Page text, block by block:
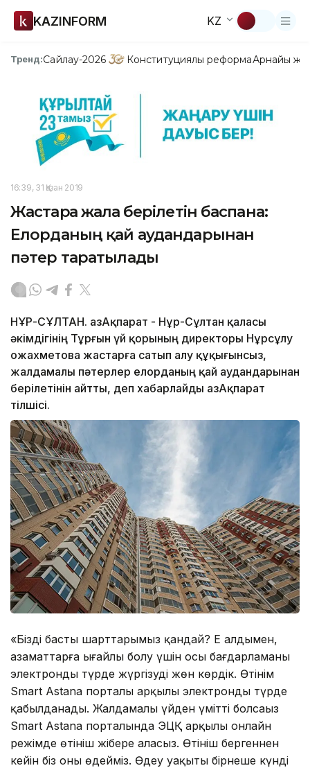
KAZINFORM KZ
Тренд:Сайлау-2026 Конституциялық реформаАрнайы
16:39, 31 Қазан 2019
Жастарға жалға берілетін баспана:
Елорданың қай аудандарынан
пәтер таратылады
НҰР-СҰЛТАН. ҚазАқпарат - Нұр-Сұлтан қаласы
әкімдігінің Тұрғын үй қорының директоры Нұрсұлу
Қожахметова жастарға сатып алу құқығынсыз,
жалдамалы пәтерлер елорданың қай аудандарынан
берілетінін айтты, деп хабарлайды ҚазАқпарат
тілшісі.
«Біздің басты шарттарымыз қандай? Ең алдымен,
азаматтарға ыңғайлы болу үшін осы бағдарламаны
электронды түрде жүргізуді жөн көрдік. Өтінім
Smart Astana порталы арқылы электронды түрде
қабылданады. Жалдамалы үйден үмітті болсаңыз
Smart Astana порталында ЭЦҚ арқылы онлайн
режімде өтініш жібере аласыз. Өтініш бергеннен
кейін біз оны өңдейміз. Өңдеу уақыты бірнеше күнді